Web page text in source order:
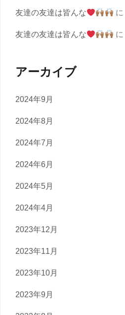
友達の友達は皆んな に
友達の友達は皆んな に
アーカイブ
2024年9月
2024年8月
2024年7月
2024年6月
2024年5月
2024年4月
2023年12月
2023年11月
2023年10月
2023年9月